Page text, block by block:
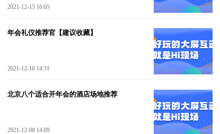
2021-12-15 16:05
年会礼仪推荐官【建议收藏】
2021-12-10 14:31
北京八个适合开年会的酒店场地推荐
2021-12-08 14:09